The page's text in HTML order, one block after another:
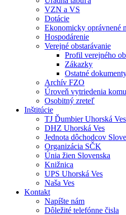
VZN a VS
Dotácie
Ekonomicky oprávnené
Hospodárenie
Verejné obstarávanie
Profil verejného
Zákazky
Ostatné
Archív FZO
Úroveň vytriedenia
Osobitný zreteľ
Inštitúcie
TJ Ďumbier Uhorská Ves
DHZ Uhorská Ves
Jednota dôchodcov
Organizácia SČK
Únia žien Slovenska
Knižnica
UPS Uhorská Ves
Naša Ves
Kontakt
Napíšte nám
Dôležité telefónne čisla